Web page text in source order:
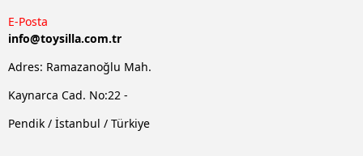
E-Posta
info@toysilla.com.tr
Adres: Ramazanoğlu Mah.
Kaynarca Cad. No:22 -
Pendik / İstanbul / Türkiye